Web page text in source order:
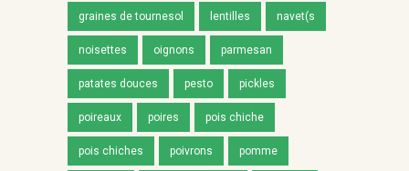
graines de tournesol lentilles navet(s
noisettes oignons parmesan
patates douces pesto pickles
poireaux poires pois chiche
pois chiches poivrons pomme